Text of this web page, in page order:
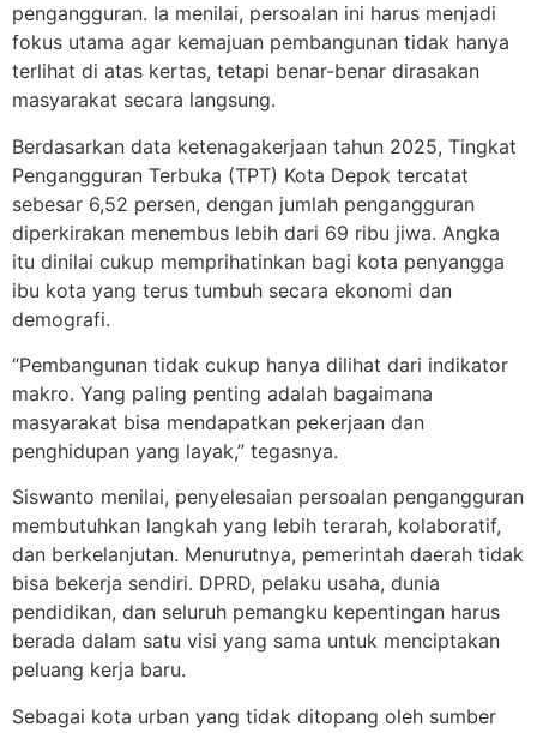
pengangguran. Ia menilai, persoalan ini harus menjadi
fokus utama agar kemajuan pembangunan tidak hanya
terlihat di atas kertas, tetapi benar-benar dirasakan
masyarakat secara langsung.
Berdasarkan data ketenagakerjaan tahun 2025, Tingkat
Pengangguran Terbuka (TPT) Kota Depok tercatat
sebesar 6,52 persen, dengan jumlah pengangguran
diperkirakan menembus lebih dari 69 ribu jiwa. Angka
itu dinilai cukup memprihatinkan bagi kota penyangga
ibu kota yang terus tumbuh secara ekonomi dan
demografi.
“Pembangunan tidak cukup hanya dilihat dari indikator
makro. Yang paling penting adalah bagaimana
masyarakat bisa mendapatkan pekerjaan dan
penghidupan yang layak,” tegasnya.
Siswanto menilai, penyelesaian persoalan pengangguran
membutuhkan langkah yang lebih terarah, kolaboratif,
dan berkelanjutan. Menurutnya, pemerintah daerah tidak
bisa bekerja sendiri. DPRD, pelaku usaha, dunia
pendidikan, dan seluruh pemangku kepentingan harus
berada dalam satu visi yang sama untuk menciptakan
peluang kerja baru.
Sebagai kota urban yang tidak ditopang oleh sumber